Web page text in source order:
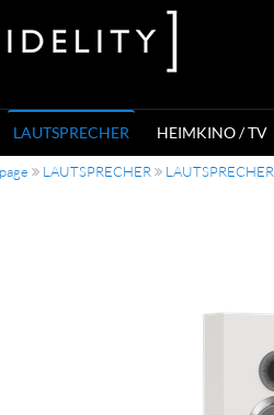
LAUTSPRECHER HEIMKINO / TV
LAUTSPRECHER LAUTSPRECHER